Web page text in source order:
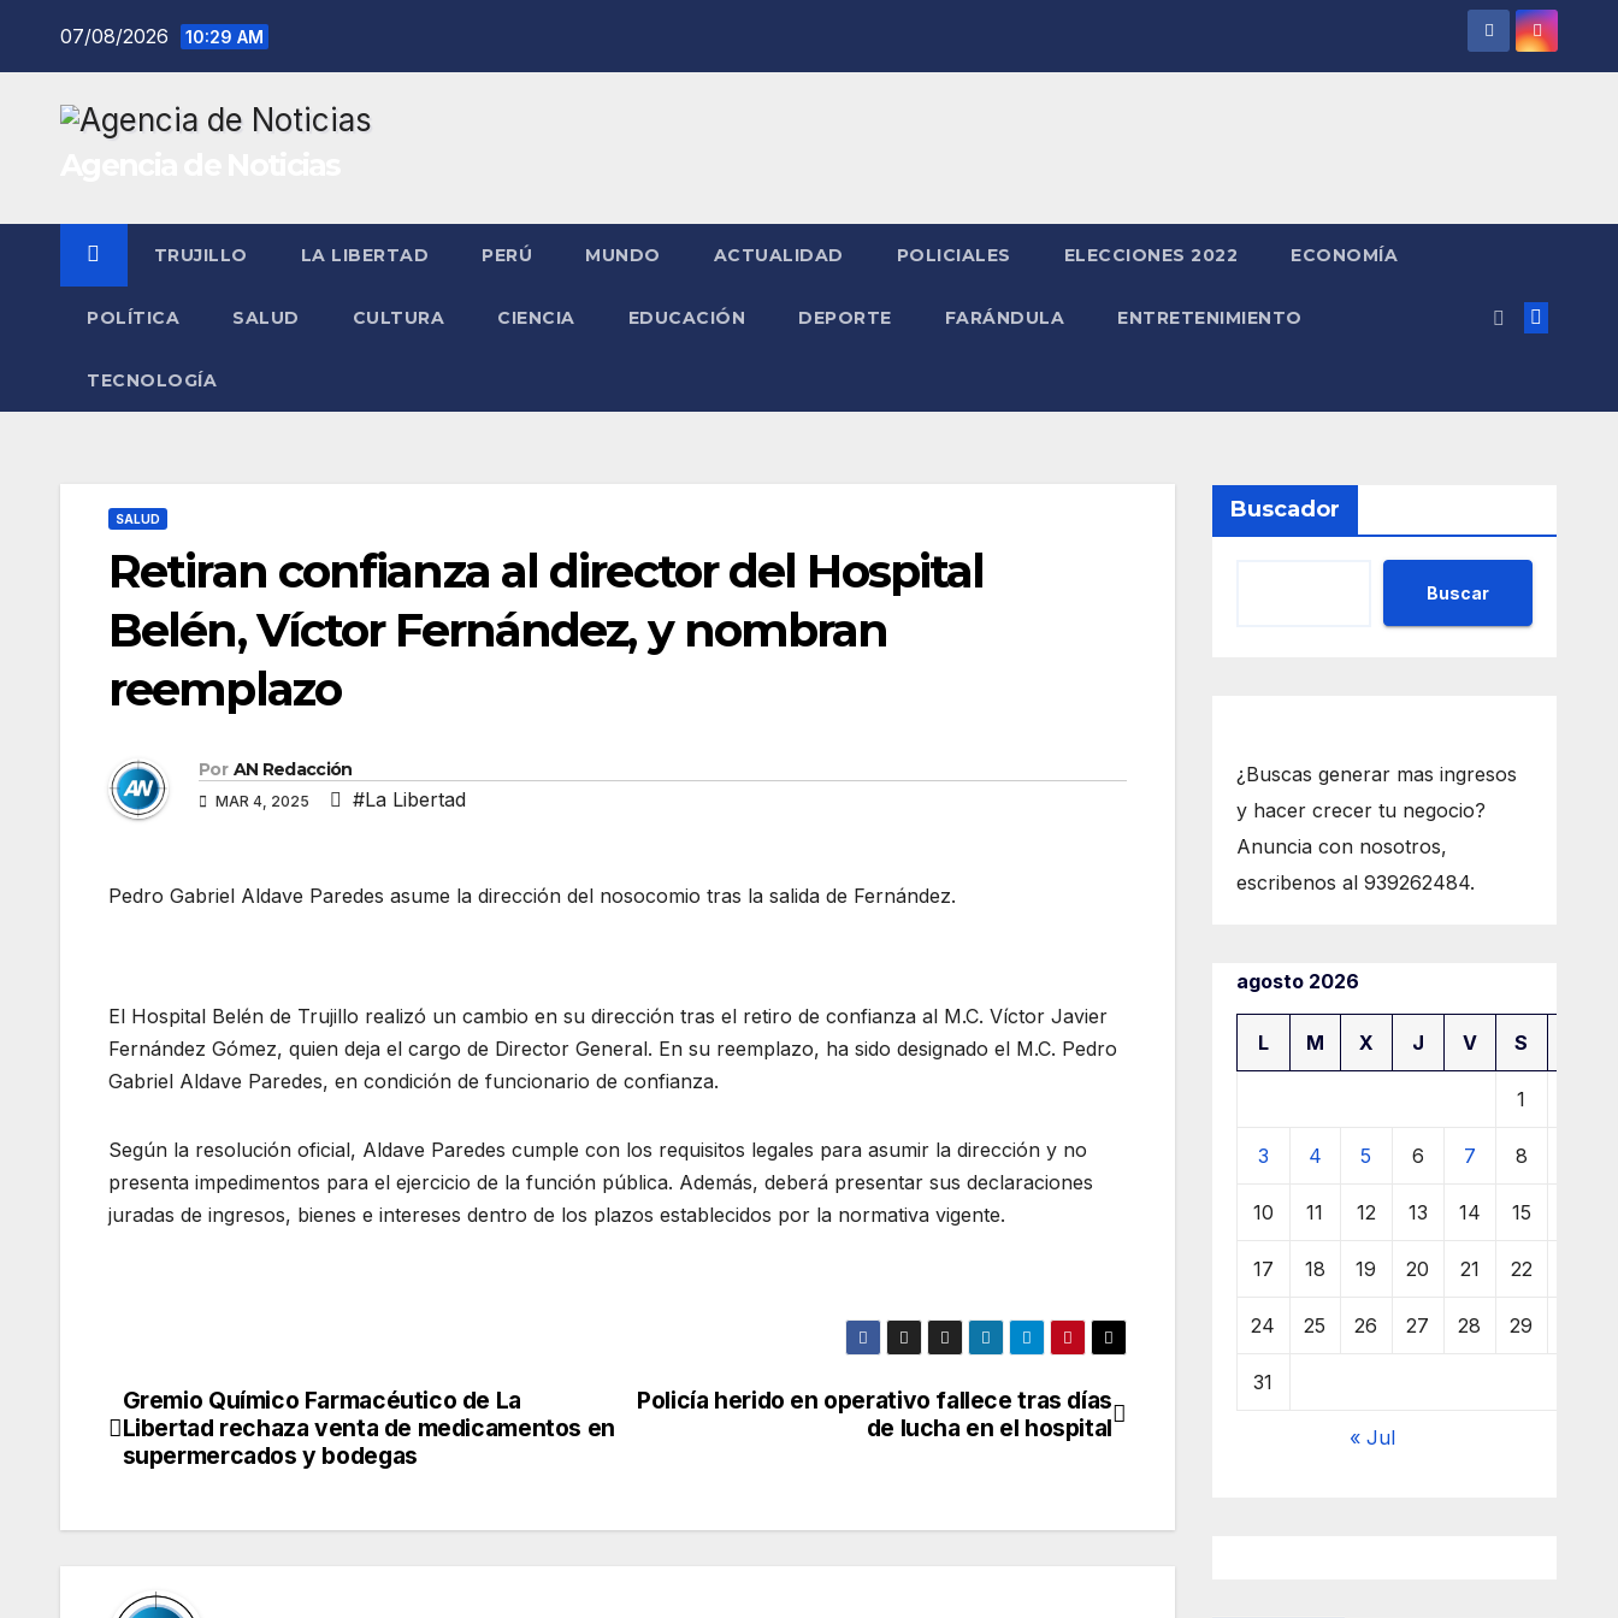
07/08/2026 10:29 AM
TRUJILLO LA LIBERTAD PERÚ MUNDO ACTUALIDAD POLICIALES ELECCIONES 2022 ECONOMÍA
POLÍTICA SALUD CULTURA CIENCIA EDUCACIÓN DEPORTE FARÁNDULA ENTRETENIMIENTO
TECNOLOGÍA
SALUD
Retiran confianza al director del Hospital
Belén, Víctor Fernández, y nombran
reemplazo
Por AN Redacción
MAR 4, 2025 #La Libertad
Pedro Gabriel Aldave Paredes asume la dirección del nosocomio tras la salida de Fernández.
El Hospital Belén de Trujillo realizó un cambio en su dirección tras el retiro de confianza al M.C. Víctor Javier
Fernández Gómez, quien deja el cargo de Director General. En su reemplazo, ha sido designado el M.C. Pedro
Gabriel Aldave Paredes, en condición de funcionario de confianza.
Según la resolución oficial, Aldave Paredes cumple con los requisitos legales para asumir la dirección y no
presenta impedimentos para el ejercicio de la función pública. Además, deberá presentar sus declaraciones
juradas de ingresos, bienes e intereses dentro de los plazos establecidos por la normativa vigente.
Navegación
de
Policía herido en operativo fallece tras días
de lucha en el hospital
Gremio Químico Farmacéutico de La
Libertad rechaza venta de medicamentos en
supermercados y bodegas
Buscador
Buscar
¿Buscas generar mas ingresos
y hacer crecer tu negocio?
Anuncia con nosotros,
escribenos al 939262484.
agosto 2026
L M X J V S
1
3 4 5 6 7 8
10 11 12 13 14 15
17 18 19 20 21 22
24 25 26 27 28 29
31
« Jul